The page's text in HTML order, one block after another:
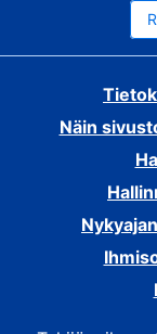
Näin